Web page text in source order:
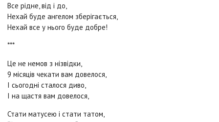
Все рідне, від і до,
Нехай буде ангелом зберігається,
Нехай все у нього буде добре!
***
Це не немов з нізвідки,
9 місяців чекати вам довелося,
І сьогодні сталося диво,
І на щастя вам довелося,
Стати матусею і стати татом,